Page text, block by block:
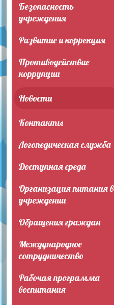
Безопасность
учреждения
Развитие и коррекция
Противодействие
коррупции
Новости
Контакты
Логопедическая служба
Доступная среда
Организация питания в
учреждении
Обращения граждан
Международное
сотрудничество
Рабочая программа
воспитания